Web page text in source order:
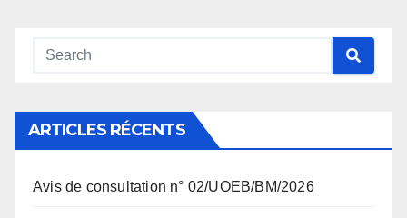
ARTICLES RÉCENTS
Avis de consultation n° 02/UOEB/BM/2026